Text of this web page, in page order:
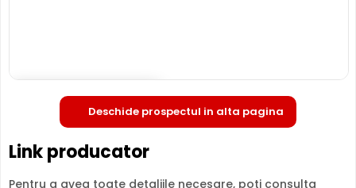
HFW2441S-S-0280B, ofera o detectie a miscarii
inteligenta, facand diferenta intre miscarile provocate de
om sau masina, eliminandu-le pe cele provocate de
vegetatie, animale, insecte, lumini sau chiar ploaie.
Deschide prospectul in alta pagina
Link producator
Pentru a avea toate detaliile necesare, poti consulta